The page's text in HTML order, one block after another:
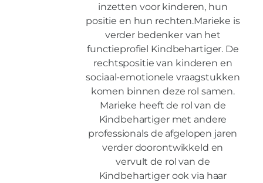
inzetten voor kinderen, hun
positie en hun rechten.Marieke is
verder bedenker van het
functieprofiel Kindbehartiger. De
rechtspositie van kinderen en
sociaal-emotionele vraagstukken
komen binnen deze rol samen.
Marieke heeft de rol van de
Kindbehartiger met andere
professionals de afgelopen jaren
verder doorontwikkeld en
vervult de rol van de
Kindbehartiger ook via haar